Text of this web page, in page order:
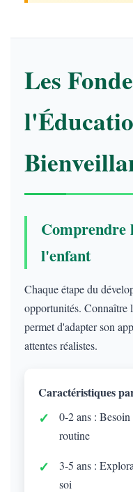
Les
Comprendre
l'enfant
Chaque étape du
opportunités. Connaître
permet d'adapter son
attentes réalistes.
Caractéristiques
0-2 ans :
routine
3-5 ans :
soi